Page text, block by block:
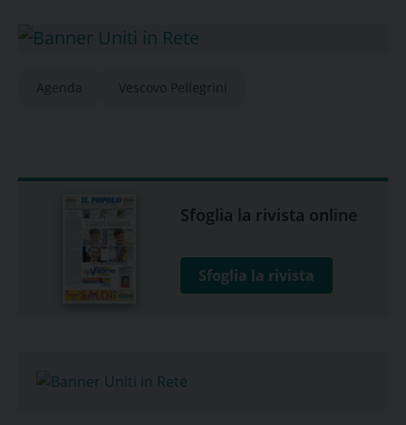
Agenda Vescovo Pellegrini
Sfoglia la rivista online
Sfoglia la rivista